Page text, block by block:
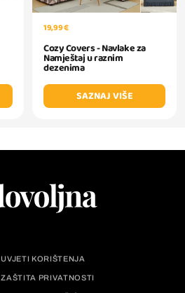
19,99 €
Cozy Covers - Navlake za
Namještaj u raznim
dezenima
SAZNAJ VIŠE
UVJETI KORIŠTENJA
ZAŠTITA PRIVATNOSTI